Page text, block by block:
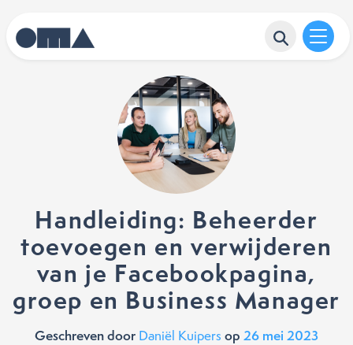
Handleiding: Beheerder
toevoegen en verwijderen
van je Facebookpagina,
groep en Business Manager
Geschreven door Daniël Kuipers op 26 mei 2023